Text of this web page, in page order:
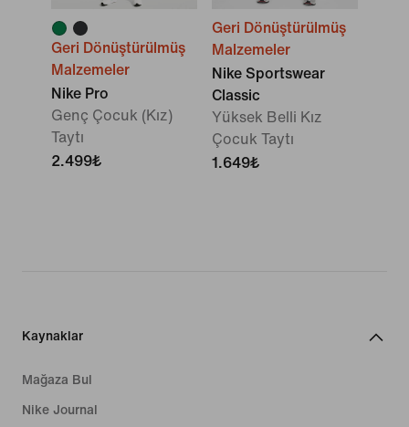
Geri Dönüştürülmüş
Malzemeler
Nike Pro
Genç Çocuk (Kız)
Taytı
2.499₺
Geri Dönüştürülmüş
Malzemeler
Nike Sportswear
Classic
Yüksek Belli Kız
Çocuk Taytı
1.649₺
Kaynaklar
Mağaza Bul
Nike Journal